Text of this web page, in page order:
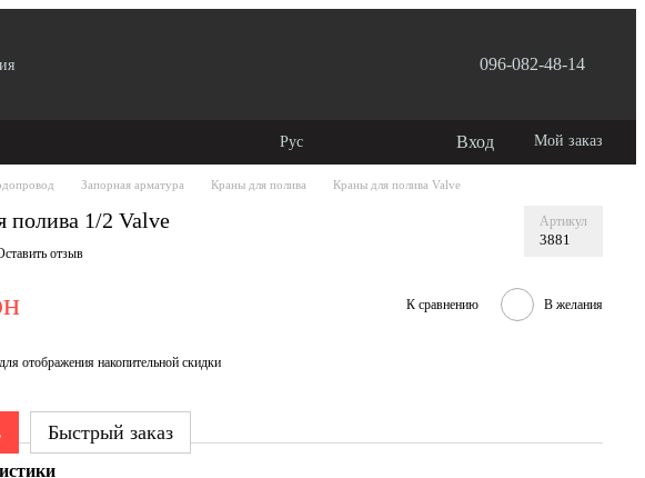
096-082-48-14
Рус Вход Мой заказ
Запорная арматура Краны для полива Краны для полива Valve
полива 1/2 Valve Артикул
3881
отзыв
К сравнению В желания
для отображения накопительной скидки
Быстрый заказ